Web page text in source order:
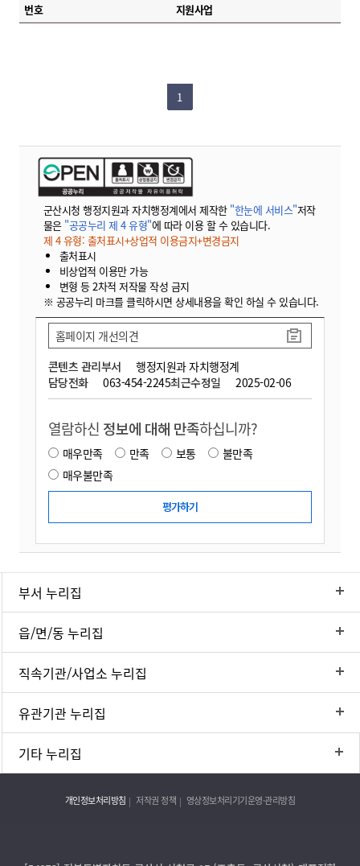
번호 지원사업
1
군산시청 행정지원과 자치행정계에서 제작한 "한눈에 서비스"저작
물은 "공공누리 제 4 유형"에 따라 이용 할 수 있습니다.
제 4 유형: 출처표시+상업적 이용금지+변경금지
출처표시
비상업적 이용만 가능
변형 등 2차적 저작물 작성 금지
※ 공공누리 마크를 클릭하시면 상세내용을 확인 하실 수 있습니다.
콘텐츠 관리부서
행정지원과 자치행정계
담당전화
063-454-2245최근수정일 2025-02-06
홈페이지 개선의견
열람하신 정보에 대해 만족하십니까?
매우만족 만족 보통
불만족
매우불만족
부서 누리집
읍/면/동 누리집
직속기관/사업소 누리집
유관기관 누리집
기타 누리집
개인정보처리방침 저작권 정책 영상정보처리기기운영·관리방침